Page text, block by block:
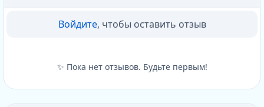
Войдите, чтобы оставить отзыв
✨ Пока нет отзывов. Будьте первым!